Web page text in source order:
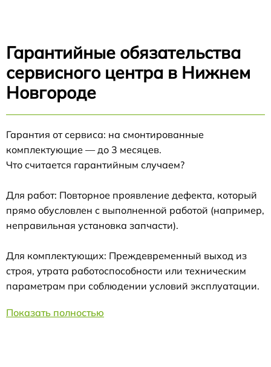
Гарантийные обязательства
сервисного центра в Нижнем
Новгороде
Гарантия от сервиса: на смонтированные
комплектующие — до 3 месяцев.
Что считается гарантийным случаем?
Для работ: Повторное проявление дефекта, который
прямо обусловлен с выполненной работой (например,
неправильная установка запчасти).
Для комплектующих: Преждевременный выход из
строя, утрата работоспособности или техническим
параметрам при соблюдении условий эксплуатации.
Показать полностью